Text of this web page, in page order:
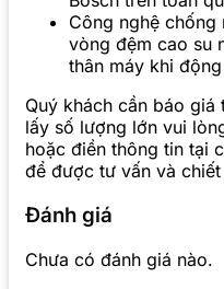
Công nghệ
vòng đệm cao su
thân máy khi
Quý khách cần báo giá
lấy số lượng lớn vui
hoặc điền thông tin tại
để được tư vấn và
Đánh giá
Chưa có đánh giá nào.